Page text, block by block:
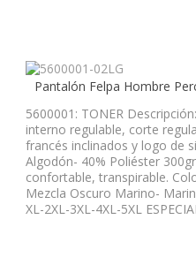
Pantalón Felpa Hombre
5600001: TONER
interno regulable, corte
francés inclinados y logo de
Algodón- 40% Poliéster
confortable, transpirable.
Mezcla Oscuro Marino-
XL-2XL-3XL-4XL-5XL